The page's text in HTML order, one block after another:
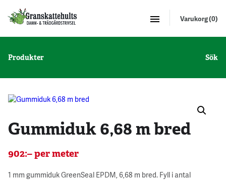
Varukorg (0)
Produkter Sök
Gummiduk 6,68 m bred
902:–per meter
1 mm gummiduk GreenSeal EPDM, 6,68 m bred. Fyll i antal